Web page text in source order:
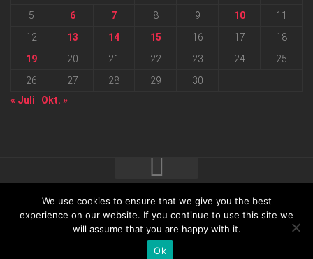
5
6 7 8 9 10
11
12
13 14 15 16 17
18
19
20 21 22 23 24
25
26
27 28 29
30
« Juli
Okt. »
2026 progressmedia Verlag & Werbeagentur GmbH • Bautzner
Landstraße 62 • 01324 Dresden
We use cookies to ensure that we give you the best
experience on our website. If you continue to use this site we
will assume that you are happy with it.
Ok